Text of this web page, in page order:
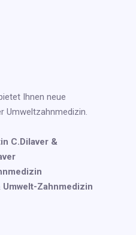
Ihnen neue
Umweltzahnmedizin.
C.Dilaver &
Zahnmedizin